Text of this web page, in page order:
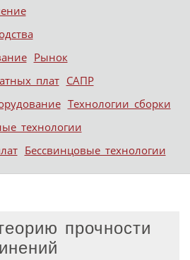
Рынок
плат САПР
Технологии сборки
технологии
Бессвинцовые технологии
прочности